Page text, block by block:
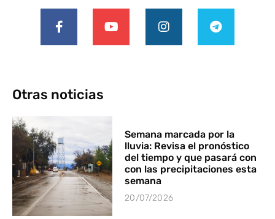
Otras noticias
Semana marcada por la
lluvia: Revisa el pronóstico
del tiempo y que pasará con
con las precipitaciones esta
semana
20/07/2026